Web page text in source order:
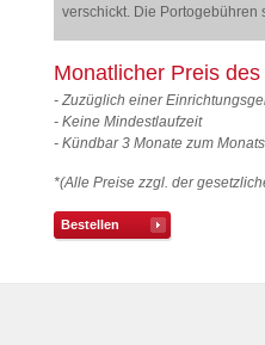
verschickt. Die Portogebühren
Monatlicher Preis
- Zuzüglich einer
- Keine Mindestlaufzeit
- Kündbar 3 Monate zum
*(Alle Preise zzgl. der
Bestellen